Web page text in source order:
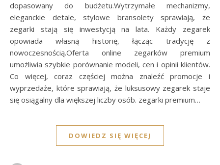
dopasowany do budżetu.Wytrzymałe mechanizmy,
eleganckie detale, stylowe bransolety sprawiają, że
zegarki stają się inwestycją na lata. Każdy zegarek
opowiada własną historię, łącząc tradycję z
nowoczesnością.Oferta online zegarków premium
umożliwia szybkie porównanie modeli, cen i opinii klientów.
Co więcej, coraz częściej można znaleźć promocje i
wyprzedaże, które sprawiają, że luksusowy zegarek staje
się osiągalny dla większej liczby osób. zegarki premium…
DOWIEDZ SIĘ WIĘCEJ